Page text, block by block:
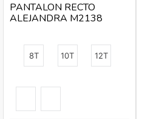
8T 10T 12T
PANTALON RECTO
ALEJANDRA M2138